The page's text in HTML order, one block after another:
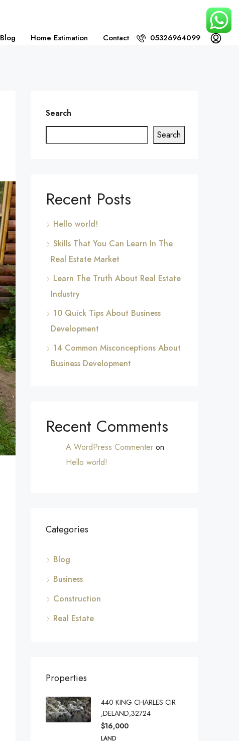
Blog Home Estimation Contact 05326964099
Search
Search
Recent Posts
Hello world!
Skills That You Can Learn In The
Real Estate Market
Learn The Truth About Real Estate
Industry
10 Quick Tips About Business
Development
14 Common Misconceptions About
Business Development
Recent Comments
A WordPress Commenter on
Hello world!
Categories
Blog
Business
Construction
Real Estate
Properties
440 KING CHARLES CIR
,DELAND,32724
$16,000
LAND